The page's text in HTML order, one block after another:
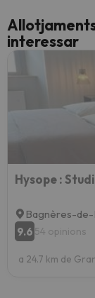
interessar
Hysope :
Bagnères-
9.6 54 opinions
a 24.7 km de